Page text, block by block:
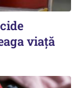
viață